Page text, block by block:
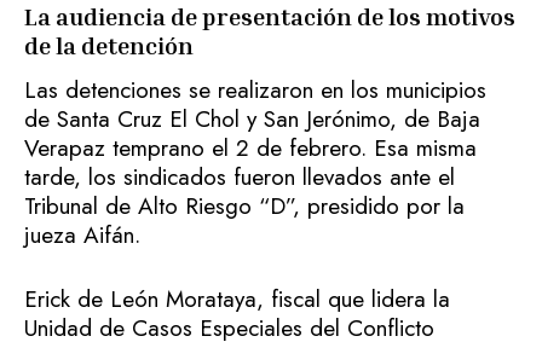
La audiencia de presentación de los motivos
de la detención
Las detenciones se realizaron en los municipios
de Santa Cruz El Chol y San Jerónimo, de Baja
Verapaz temprano el 2 de febrero. Esa misma
tarde, los sindicados fueron llevados ante el
Tribunal de Alto Riesgo “D”, presidido por la
jueza Aifán.
Erick de León Morataya, fiscal que lidera la
Unidad de Casos Especiales del Conflicto